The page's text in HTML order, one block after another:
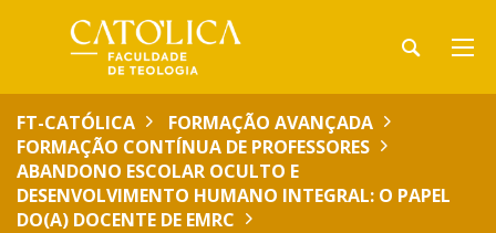
FT-CATÓLICA
FORMAÇÃO AVANÇADA
FORMAÇÃO CONTÍNUA DE PROFESSORES
ABANDONO ESCOLAR OCULTO E
DESENVOLVIMENTO HUMANO INTEGRAL: O PAPEL
DO(A) DOCENTE DE EMRC